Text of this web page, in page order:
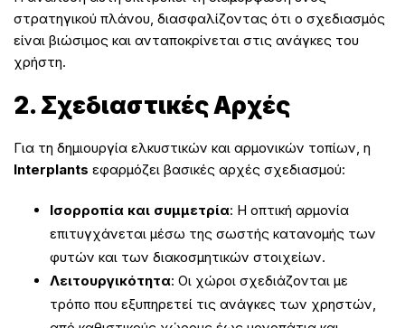
στρατηγικού πλάνου, διασφαλίζοντας ότι ο σχεδιασμός
είναι βιώσιμος και ανταποκρίνεται στις ανάγκες του
χρήστη.
2. Σχεδιαστικές Αρχές
Για τη δημιουργία ελκυστικών και αρμονικών τοπίων, η
Interplants εφαρμόζει βασικές αρχές σχεδιασμού:
Ισορροπία και συμμετρία: Η οπτική αρμονία
επιτυγχάνεται μέσω της σωστής κατανομής των
φυτών και των διακοσμητικών στοιχείων.
Λειτουργικότητα: Οι χώροι σχεδιάζονται με
τρόπο που εξυπηρετεί τις ανάγκες των χρηστών,